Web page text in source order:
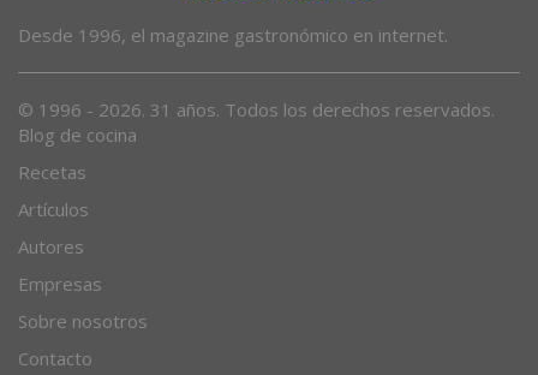
Desde 1996, el magazine gastronómico en internet.
© 1996 - 2026. 31 años. Todos los derechos reservados.
Blog de cocina
Recetas
Artículos
Autores
Empresas
Sobre nosotros
Contacto